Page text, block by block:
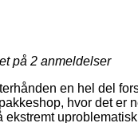
på 2 anmeldelser
en hel del
hvor det er